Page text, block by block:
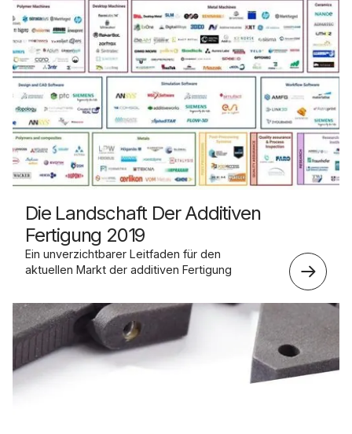
Die Landschaft Der Additiven
Fertigung 2019
Ein unverzichtbarer Leitfaden für den
aktuellen Markt der additiven Fertigung